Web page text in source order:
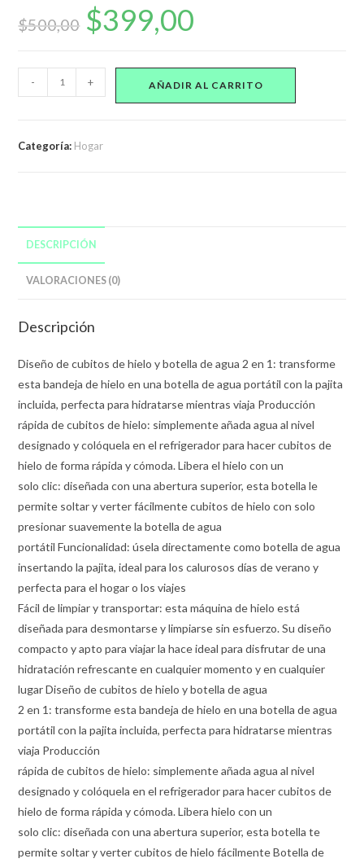
$500,00
El
precio
original
$399,00
Moldes
De
Hielo
Con
cantidad
- + AÑADIR AL CARRITO
Categoría: Hogar
DESCRIPCIÓN
VALORACIONES (0)
Descripción
Diseño de cubitos de hielo y botella de agua 2 en 1: transforme
esta bandeja de hielo en una botella de agua portátil con la pajita
incluida, perfecta para hidratarse mientras viaja Producción
rápida de cubitos de hielo: simplemente añada agua al nivel
designado y colóquela en el refrigerador para hacer cubitos de
hielo de forma rápida y cómoda. Libera el hielo con un
solo clic: diseñada con una abertura superior, esta botella le
permite soltar y verter fácilmente cubitos de hielo con solo
presionar suavemente la botella de agua
portátil Funcionalidad: úsela directamente como botella de agua
insertando la pajita, ideal para los calurosos días de verano y
perfecta para el hogar o los viajes
Fácil de limpiar y transportar: esta máquina de hielo está
diseñada para desmontarse y limpiarse sin esfuerzo. Su diseño
compacto y apto para viajar la hace ideal para disfrutar de una
hidratación refrescante en cualquier momento y en cualquier
lugar Diseño de cubitos de hielo y botella de agua
2 en 1: transforme esta bandeja de hielo en una botella de agua
portátil con la pajita incluida, perfecta para hidratarse mientras
viaja Producción
rápida de cubitos de hielo: simplemente añada agua al nivel
designado y colóquela en el refrigerador para hacer cubitos de
hielo de forma rápida y cómoda. Libera hielo con un
solo clic: diseñada con una abertura superior, esta botella te
permite soltar y verter cubitos de hielo fácilmente Botella de